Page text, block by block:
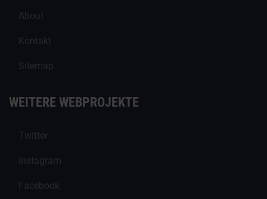
About
Kontakt
Sitemap
WEITERE WEBPROJEKTE
Twitter
Instagram
Facebook